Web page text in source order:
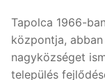
Tapolca 1966-
központja,
nagyközséget
település